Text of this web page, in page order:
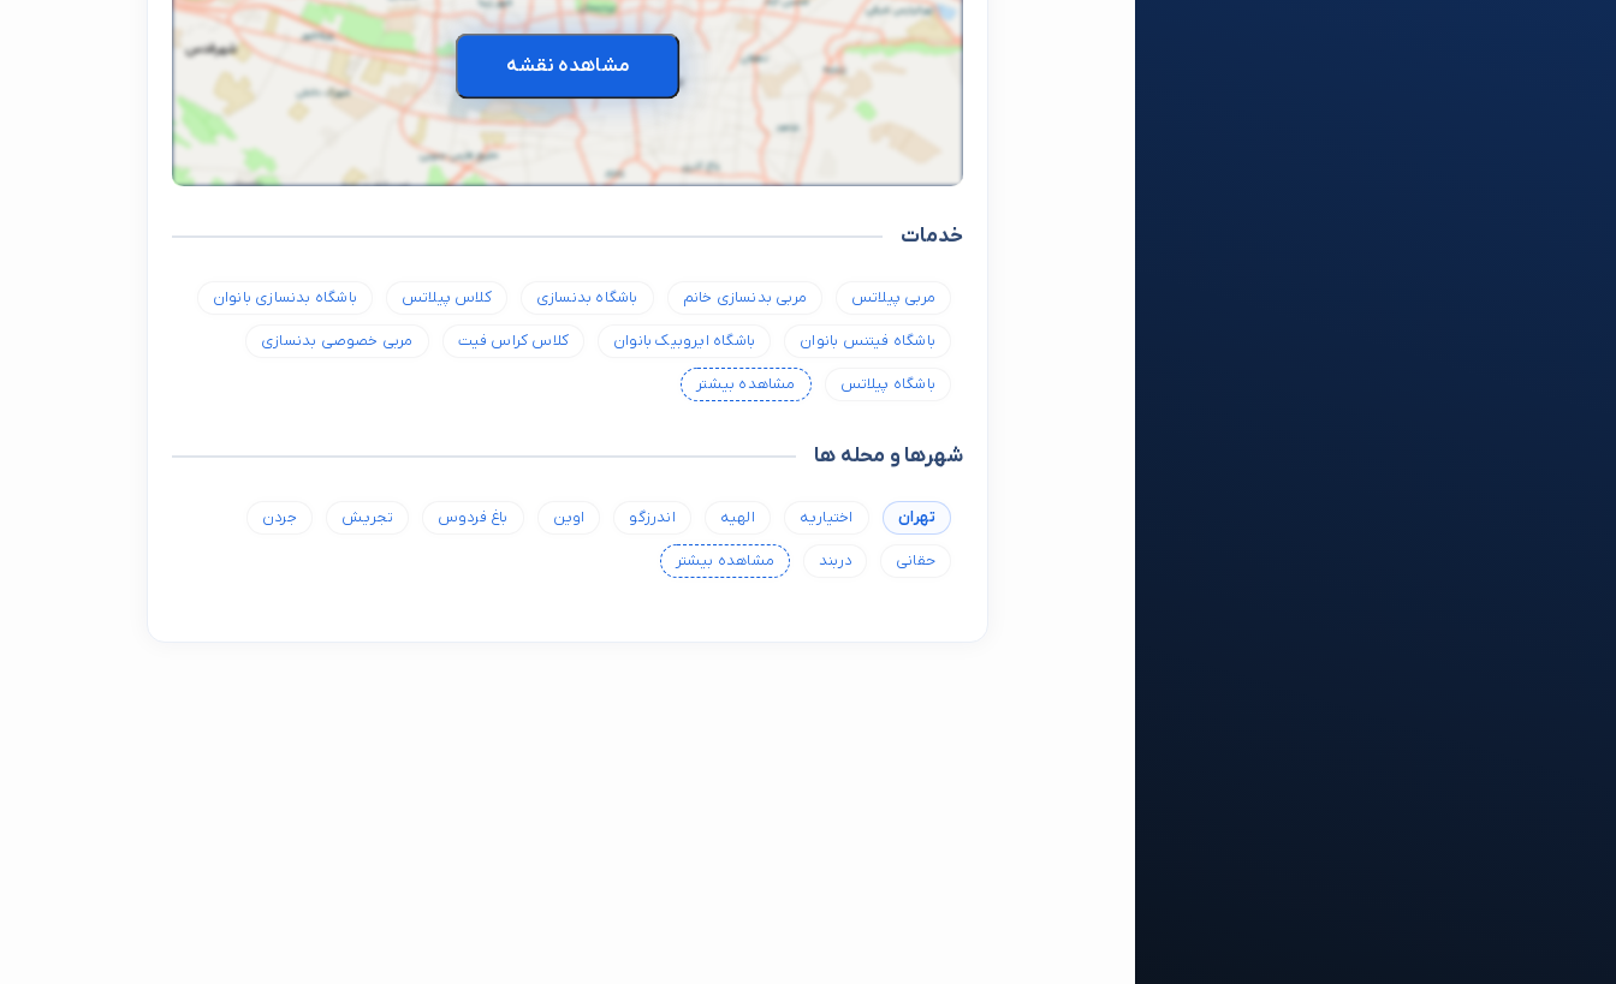
مشاهده نقشه
خدمات
مربی پیلاتس مربی بدنسازی خانم باشگاه بدنسازی کلاس پیلاتس باشگاه بدنسازی بانوان
باشگاه فیتنس بانوان باشگاه ایروبیک بانوان کلاس کراس فیت مربی خصوصی بدنسازی
باشگاه پیلاتس مشاهده بیشتر
شهرها و محله ها
تهران اختیاریه الهیه اندرزگو اوین باغ فردوس تجریش جردن
حقانی دربند مشاهده بیشتر